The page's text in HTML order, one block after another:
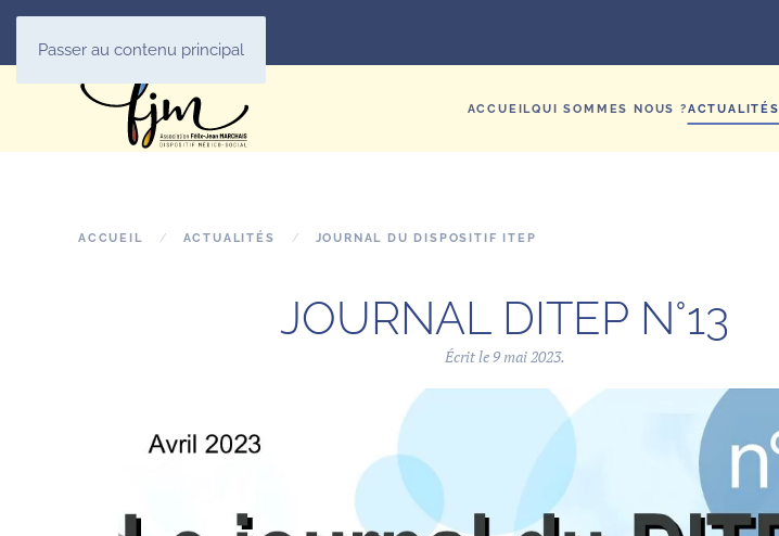
Passer au contenu principal
ACCUEILQUI SOMMES NOUS ?ACTUALITÉS
ACCUEIL ACTUALITÉS JOURNAL DU DISPOSITIF ITEP
JOURNAL DITEP N°13
Écrit le9 mai 2023.